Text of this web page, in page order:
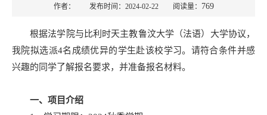
作者： 发布时间：2024-02-22 阅读量： 769
根据法学院与比利时天主教鲁汶大学（法语）大学协议，
我院拟选派4名成绩优异的学生赴该校学习。请符合条件并感
兴趣的同学了解报名要求，并准备报名材料。
一、项目介绍